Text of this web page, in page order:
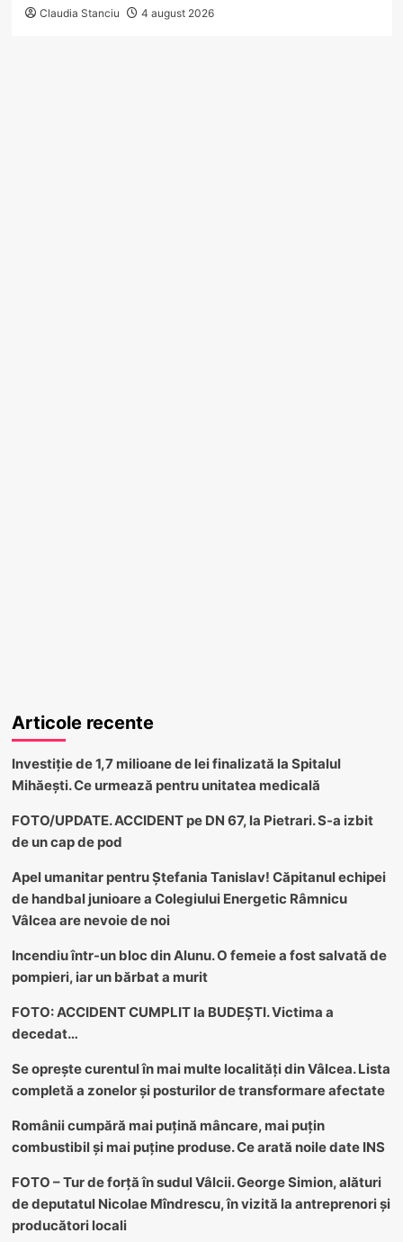
Claudia Stanciu 4 august 2026
Articole recente
Investiție de 1,7 milioane de lei finalizată la Spitalul
Mihăești. Ce urmează pentru unitatea medicală
FOTO/UPDATE. ACCIDENT pe DN 67, la Pietrari. S-a izbit
de un cap de pod
Apel umanitar pentru Ștefania Tanislav! Căpitanul echipei
de handbal junioare a Colegiului Energetic Râmnicu
Vâlcea are nevoie de noi
Incendiu într-un bloc din Alunu. O femeie a fost salvată de
pompieri, iar un bărbat a murit
FOTO: ACCIDENT CUMPLIT la BUDEȘTI. Victima a
decedat…
Se oprește curentul în mai multe localități din Vâlcea. Lista
completă a zonelor și posturilor de transformare afectate
Românii cumpără mai puțină mâncare, mai puțin
combustibil și mai puține produse. Ce arată noile date INS
FOTO – Tur de forță în sudul Vâlcii. George Simion, alături
de deputatul Nicolae Mîndrescu, în vizită la antreprenori și
producători locali